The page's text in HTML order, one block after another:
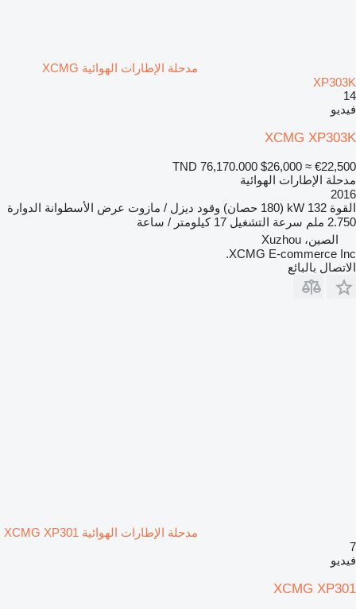
مدحلة الإطارات الهوائية XCMG
XP303K
14
فيديو
XCMG XP303K
TND 76,170.000 $26,000 ≈ €22,500
مدحلة الإطارات الهوائية
2016
القوة 132 kW (180 حصان) وقود ديزل / مازوت عرض الأسطوانة الدوارة
2.750 ملم
سرعة التشغيل 17 كيلومتر / ساعة
الصين، Xuzhou
XCMG E-commerce Inc.
الاتصال بالبائع
مدحلة الإطارات الهوائية XCMG XP301
7
فيديو
XCMG XP301